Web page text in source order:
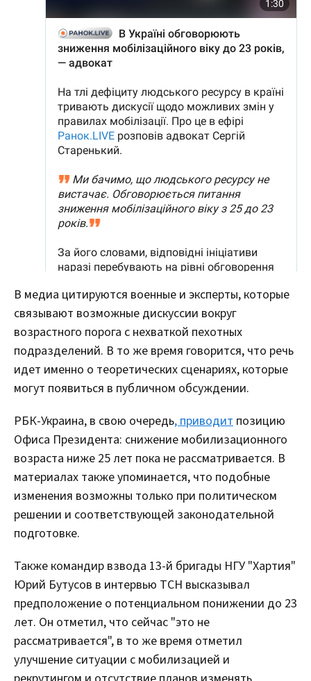
В медиа цитируются военные и эксперты, которые
связывают возможные дискуссии вокруг
возрастного порога с нехваткой пехотных
подразделений. В то же время говорится, что речь
идет именно о теоретических сценариях, которые
могут появиться в публичном обсуждении.
РБК-Украина, в свою очередь, приводит позицию
Офиса Президента: снижение мобилизационного
возраста ниже 25 лет пока не рассматривается. В
материалах также упоминается, что подобные
изменения возможны только при политическом
решении и соответствующей законодательной
подготовке.
Также командир взвода 13-й бригады НГУ "Хартия"
Юрий Бутусов в интервью ТСН высказывал
предположение о потенциальном понижении до 23
лет. Он отметил, что сейчас "это не
рассматривается", в то же время отметил
улучшение ситуации с мобилизацией и